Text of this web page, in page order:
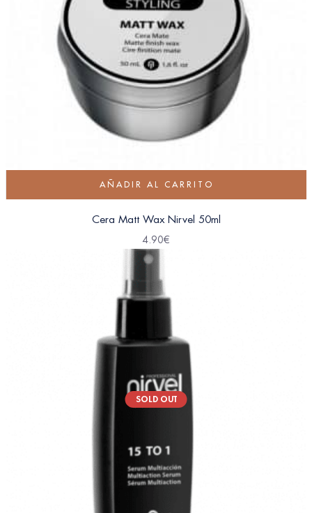
AÑADIR AL CARRITO
Cera Matt Wax Nirvel 50ml
4.90€
SOLD OUT